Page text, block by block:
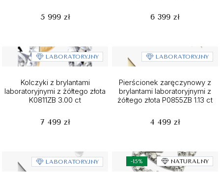
5 999 zł 6 399 zł
LABORATORYJNY
Kolczyki z brylantami
laboratoryjnymi z żółtego złota
K0811ZB 3.00 ct
7 499 zł
LABORATORYJNY
Pierścionek zaręczynowy z
brylantami laboratoryjnymi z
żółtego złota P0855ZB 1.13 ct
4 499 zł
LABORATORYJNY -15% NATURALNY